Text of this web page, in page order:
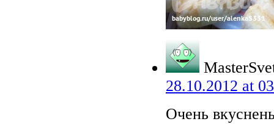
28.10.2012 at
Очень